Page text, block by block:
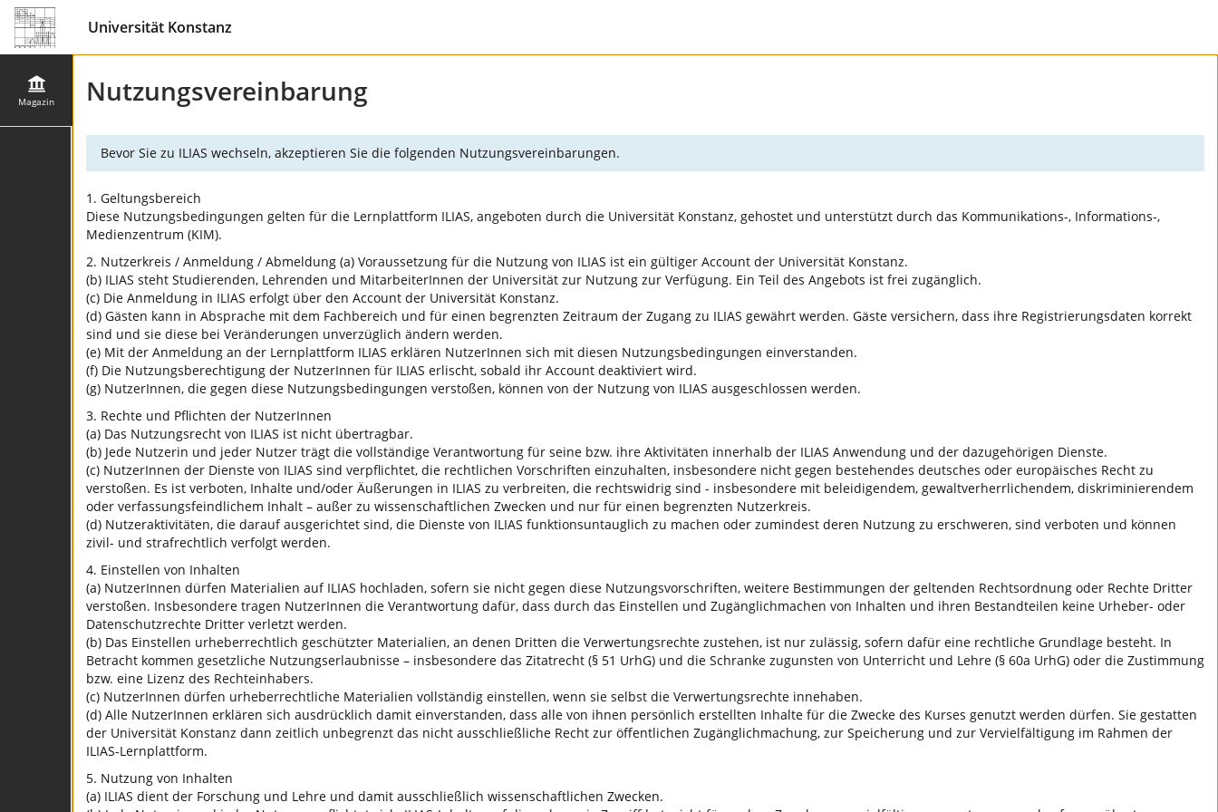
Universität Konstanz
Magazin Nutzungsvereinbarung
Bevor Sie zu ILIAS wechseln, akzeptieren Sie die folgenden Nutzungsvereinbarungen.
1. Geltungsbereich
Diese Nutzungsbedingungen gelten für die Lernplattform ILIAS, angeboten durch die Universität Konstanz, gehostet und unterstützt durch das Kommunikations-, Informations-,
Medienzentrum (KIM).
2. Nutzerkreis / Anmeldung / Abmeldung (a) Voraussetzung für die Nutzung von ILIAS ist ein gültiger Account der Universität Konstanz.
(b) ILIAS steht Studierenden, Lehrenden und MitarbeiterInnen der Universität zur Nutzung zur Verfügung. Ein Teil des Angebots ist frei zugänglich.
(c) Die Anmeldung in ILIAS erfolgt über den Account der Universität Konstanz.
(d) Gästen kann in Absprache mit dem Fachbereich und für einen begrenzten Zeitraum der Zugang zu ILIAS gewährt werden. Gäste versichern, dass ihre Registrierungsdaten korrekt
sind und sie diese bei Veränderungen unverzüglich ändern werden.
(e) Mit der Anmeldung an der Lernplattform ILIAS erklären NutzerInnen sich mit diesen Nutzungsbedingungen einverstanden.
(f) Die Nutzungsberechtigung der NutzerInnen für ILIAS erlischt, sobald ihr Account deaktiviert wird.
(g) NutzerInnen, die gegen diese Nutzungsbedingungen verstoßen, können von der Nutzung von ILIAS ausgeschlossen werden.
3. Rechte und Pflichten der NutzerInnen
(a) Das Nutzungsrecht von ILIAS ist nicht übertragbar.
(b) Jede Nutzerin und jeder Nutzer trägt die vollständige Verantwortung für seine bzw. ihre Aktivitäten innerhalb der ILIAS Anwendung und der dazugehörigen Dienste.
(c) NutzerInnen der Dienste von ILIAS sind verpflichtet, die rechtlichen Vorschriften einzuhalten, insbesondere nicht gegen bestehendes deutsches oder europäisches Recht zu
verstoßen. Es ist verboten, Inhalte und/oder Äußerungen in ILIAS zu verbreiten, die rechtswidrig sind - insbesondere mit beleidigendem, gewaltverherrlichendem, diskriminierendem
oder verfassungsfeindlichem Inhalt – außer zu wissenschaftlichen Zwecken und nur für einen begrenzten Nutzerkreis.
(d) Nutzeraktivitäten, die darauf ausgerichtet sind, die Dienste von ILIAS funktionsuntauglich zu machen oder zumindest deren Nutzung zu erschweren, sind verboten und können
zivil- und strafrechtlich verfolgt werden.
4. Einstellen von Inhalten
(a) NutzerInnen dürfen Materialien auf ILIAS hochladen, sofern sie nicht gegen diese Nutzungsvorschriften, weitere Bestimmungen der geltenden Rechtsordnung oder Rechte Dritter
verstoßen. Insbesondere tragen NutzerInnen die Verantwortung dafür, dass durch das Einstellen und Zugänglichmachen von Inhalten und ihren Bestandteilen keine Urheber- oder
Datenschutzrechte Dritter verletzt werden.
(b) Das Einstellen urheberrechtlich geschützter Materialien, an denen Dritten die Verwertungsrechte zustehen, ist nur zulässig, sofern dafür eine rechtliche Grundlage besteht. In
Betracht kommen gesetzliche Nutzungserlaubnisse – insbesondere das Zitatrecht (§ 51 UrhG) und die Schranke zugunsten von Unterricht und Lehre (§ 60a UrhG) oder die Zustimmung
bzw. eine Lizenz des Rechteinhabers.
(c) NutzerInnen dürfen urheberrechtliche Materialien vollständig einstellen, wenn sie selbst die Verwertungsrechte innehaben.
(d) Alle NutzerInnen erklären sich ausdrücklich damit einverstanden, dass alle von ihnen persönlich erstellten Inhalte für die Zwecke des Kurses genutzt werden dürfen. Sie gestatten
der Universität Konstanz dann zeitlich unbegrenzt das nicht ausschließliche Recht zur öffentlichen Zugänglichmachung, zur Speicherung und zur Vervielfältigung im Rahmen der
ILIAS-Lernplattform.
5. Nutzung von Inhalten
(a) ILIAS dient der Forschung und Lehre und damit ausschließlich wissenschaftlichen Zwecken.